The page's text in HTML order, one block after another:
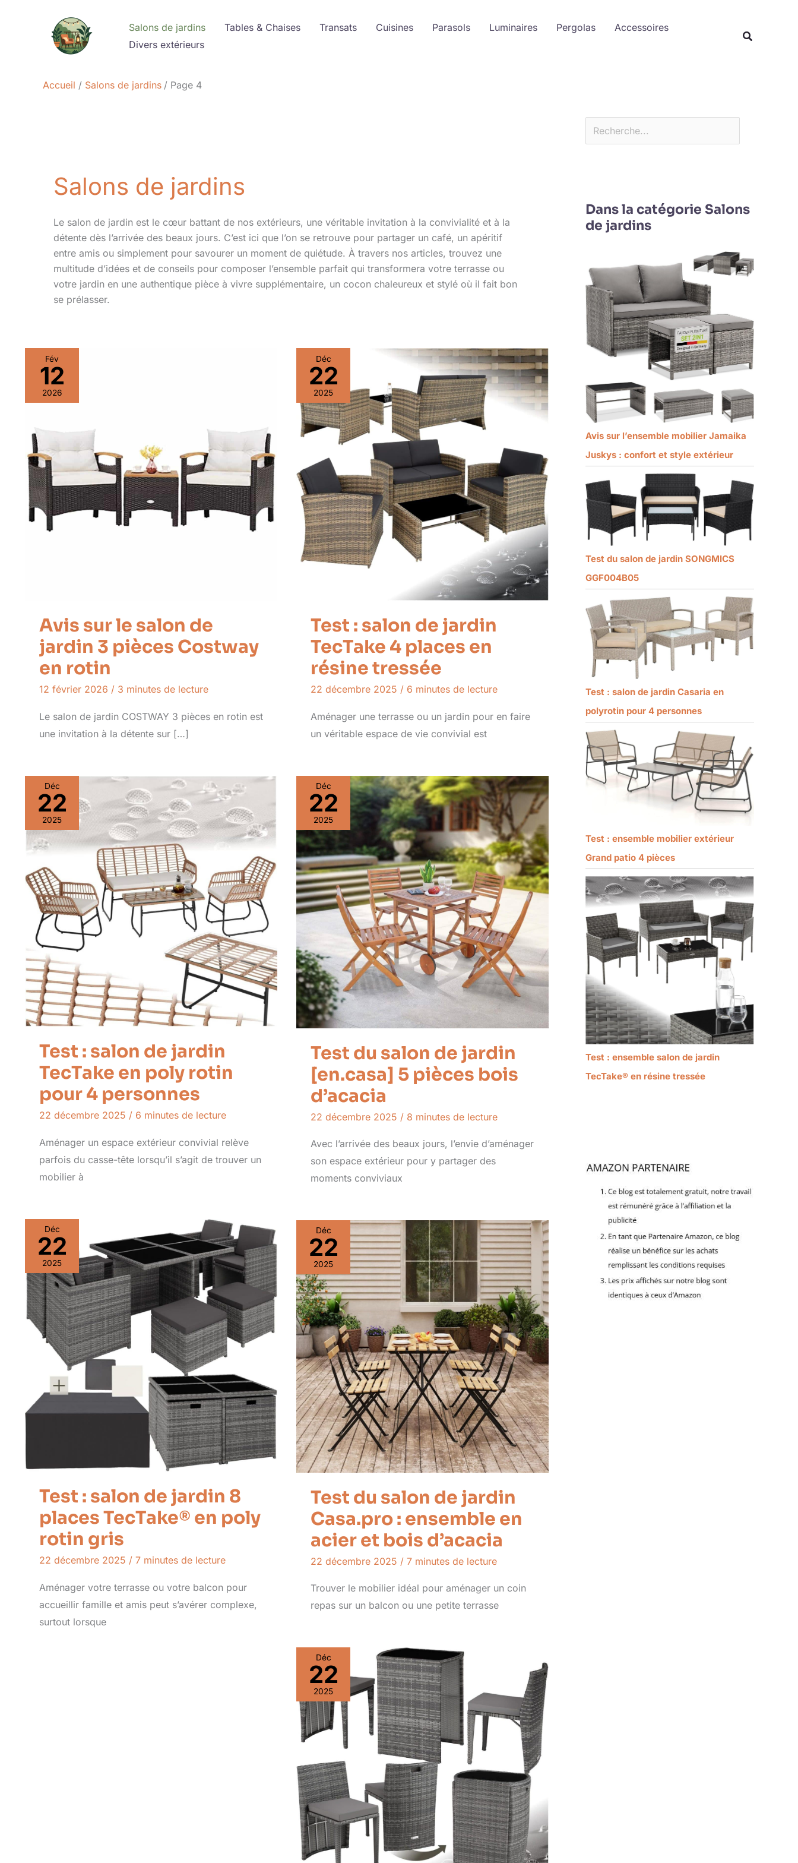
Salons de jardins Tables & Chaises Transats Cuisines Parasols Luminaires Pergolas
Accessoires
Divers extérieurs
Accueil Salons de jardins Page 4
Salons de jardins
Le salon de jardin est le cœur battant de nos extérieurs, une véritable invitation à la convivialité et à la
détente dès l’arrivée des beaux jours. C’est ici que l’on se retrouve pour partager un café, un apéritif
entre amis ou simplement pour savourer un moment de quiétude. À travers nos articles, trouvez une
multitude d’idées et de conseils pour composer l’ensemble parfait qui transformera votre terrasse ou
votre jardin en une authentique pièce à vivre supplémentaire, un cocon chaleureux et stylé où il fait bon
se prélasser.
Fév
12
2026
Avis sur le salon de
jardin 3 pièces Costway
en rotin
12 février 2026 / 3 minutes de lecture
Le salon de jardin COSTWAY 3 pièces en rotin est
une invitation à la détente sur […]
Déc
22
2025
Test : salon de jardin
TecTake 4 places en
résine tressée
22 décembre 2025 / 6 minutes de lecture
Aménager une terrasse ou un jardin pour en faire
un véritable espace de vie convivial est
Déc
22
2025
Test : salon de jardin
TecTake en poly rotin
pour 4 personnes
22 décembre 2025 / 6 minutes de lecture
Aménager un espace extérieur convivial relève
parfois du casse-tête lorsqu’il s’agit de trouver un
mobilier à
Déc
22
2025
Test du salon de jardin
[en.casa] 5 pièces bois
d’acacia
22 décembre 2025 / 8 minutes de lecture
Avec l’arrivée des beaux jours, l’envie d’aménager
son espace extérieur pour y partager des
moments conviviaux
Déc
22
2025
Test : salon de jardin 8
places TecTake® en poly
rotin gris
22 décembre 2025 / 7 minutes de lecture
Aménager votre terrasse ou votre balcon pour
accueillir famille et amis peut s’avérer complexe,
surtout lorsque
Déc
22
2025
Test du salon de jardin
Casa.pro : ensemble en
acier et bois d’acacia
22 décembre 2025 / 7 minutes de lecture
Trouver le mobilier idéal pour aménager un coin
repas sur un balcon ou une petite terrasse
Déc
22
2025
Dans la catégorie Salons
de jardins
Avis sur l’ensemble mobilier Jamaika
Juskys : confort et style extérieur
Test du salon de jardin SONGMICS
GGF004B05
Test : salon de jardin Casaria en
polyrotin pour 4 personnes
Test : ensemble mobilier extérieur
Grand patio 4 pièces
Test : ensemble salon de jardin
TecTake® en résine tressée